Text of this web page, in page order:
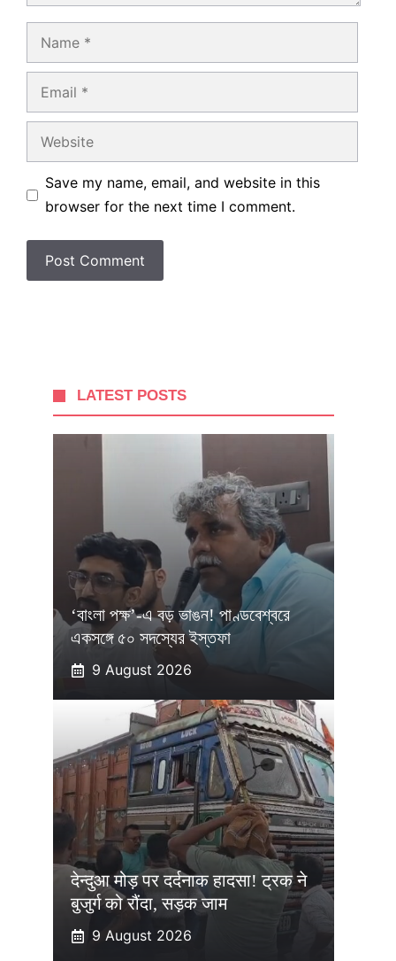
Name
Email
Website
Save my name, email, and website in this
browser for the next time I comment.
LATEST POSTS
‘বাংলা পক্ষ’-এ বড় ভাঙন! পাণ্ডবেশ্বরে
একসঙ্গে ৫০ সদস্যের ইস্তফা
9 August 2026
देन्दुआ मोड़ पर दर्दनाक हादसा! ट्रक ने
बुजुर्ग को रौंदा, सड़क जाम
9 August 2026